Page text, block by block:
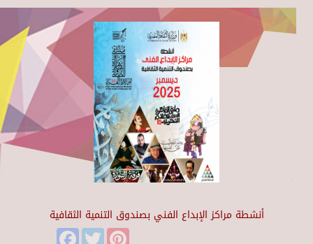
أنشطة مراكز الإبداع الفني بصندوق التنمية الثقافية
FacebookTwitter